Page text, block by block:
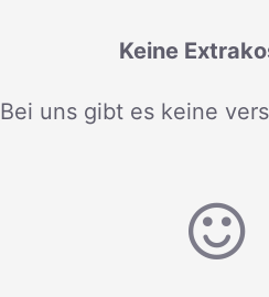
Keine
Bei uns gibt es keine